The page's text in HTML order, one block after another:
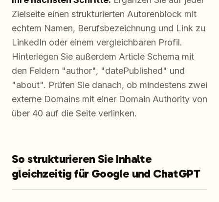
Zielseite einen strukturierten Autorenblock mit
echtem Namen, Berufsbezeichnung und Link zu
LinkedIn oder einem vergleichbaren Profil.
Hinterlegen Sie außerdem Article Schema mit
den Feldern "author", "datePublished" und
"about". Prüfen Sie danach, ob mindestens zwei
externe Domains mit einer Domain Authority von
über 40 auf die Seite verlinken.
So strukturieren Sie Inhalte
gleichzeitig für Google und ChatGPT